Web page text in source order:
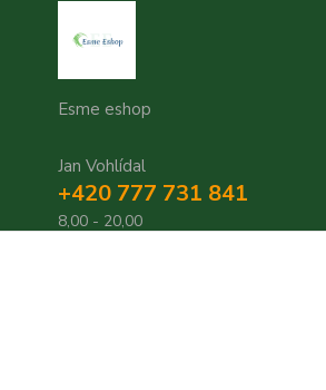
Esme eshop
Jan Vohlídal
+420 777 731 841
8,00 - 20,00